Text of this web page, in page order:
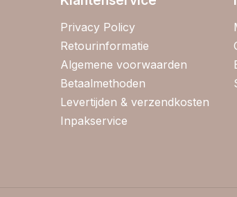
Privacy Policy
Retourinformatie
Algemene voorwaarden
Betaalmethoden
Levertijden & verzendkosten
Inpakservice